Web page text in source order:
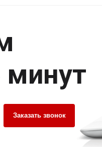
минут
Заказать звонок